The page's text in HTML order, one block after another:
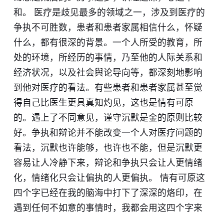
和。 医疗是歧见最多的领域之一，涉及到医疗的
争执不可胜数，患者和患者家属相信什么，怀疑
什么，都有很深的背景。一个人所受的教育，所
处的环境，所经历的事情，乃至他的人际关系和
经济状况，以及社会舆论导向等，都深刻地影响
到他对医疗的看法。有些患者和患者家属甚至觉
得自己比医生更具真知灼见，这也是情有可原
的。遇上了不同意见，谨守沉默是金的原则比较
好。争执和辩论并不能改变一个人对医疗问题的
看法，沉默也许能够，也许也不能，但是沉默更
容易让人冷静下来，辩论和争执只会让人更情绪
化，情绪化只会让偏执的人更偏执。 情有可原这
四个字已经在我的脑海中打下了深深的烙印，在
遇到任何不如意的事情时，我都会用这四个字来